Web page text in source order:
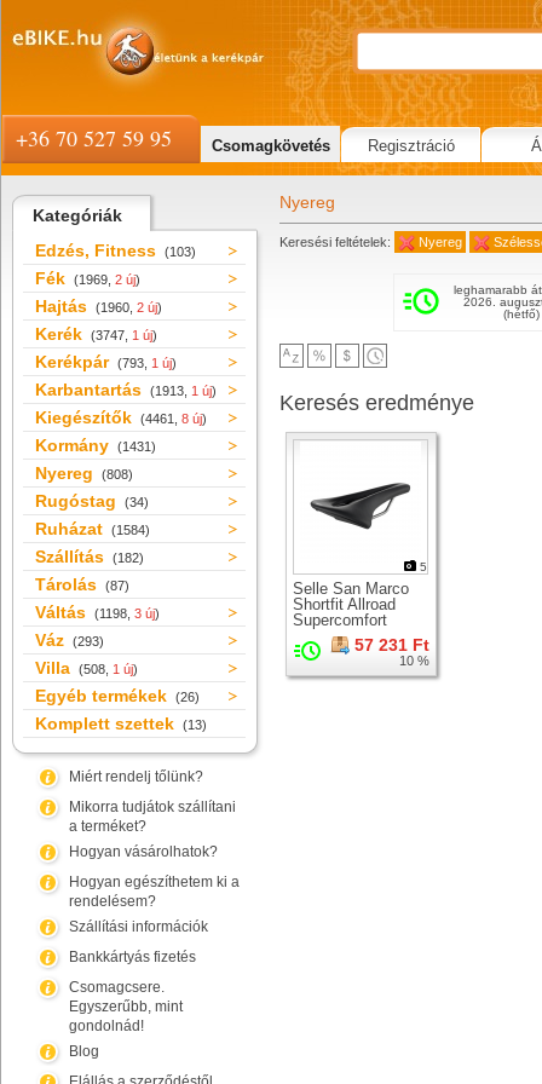
Kategóriák
Edzés, Fitness (103)
Fék (1969, 2 új)
Hajtás (1960, 2 új)
Kerék (3747, 1 új)
Kerékpár (793, 1 új)
Karbantartás (1913, 1 új)
Kiegészítők (4461, 8 új)
Kormány (1431)
Nyereg (808)
Rugóstag (34)
Ruházat (1584)
Szállítás (182)
Tárolás (87)
Váltás (1198, 3 új)
Váz (293)
Villa (508, 1 új)
Egyéb termékek (26)
Komplett szettek (13)
Miért rendelj tőlünk?
Mikorra tudjátok szállítani
a terméket?
Hogyan vásárolhatok?
Hogyan egészíthetem ki a
rendelésem?
Szállítási információk
Bankkártyás fizetés
Csomagcsere.
Egyszerűbb, mint
gondolnád!
Blog
Nyereg
Keresési feltételek: Nyereg
leghamarabb
2026.
(hétfő)
Keresés eredménye
5
Selle San Marco
Shortfit Allroad
Supercomfort
Racing Wide
nyereg
57 231 Ft
10 %
+36 70 527 59 95 Csomagkövetés Regisztráció